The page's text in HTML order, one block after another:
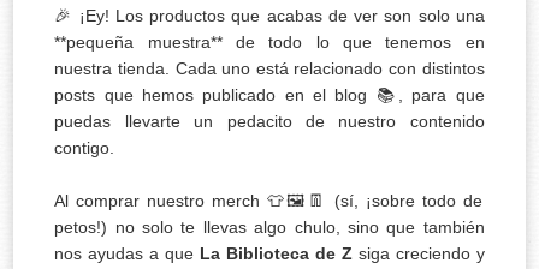
🎉 ¡Ey! Los productos que acabas de ver son solo una
**pequeña muestra** de todo lo que tenemos en
nuestra tienda. Cada uno está relacionado con distintos
posts que hemos publicado en el blog 📚, para que
puedas llevarte un pedacito de nuestro contenido
contigo.
Al comprar nuestro merch 👕🖼️👖 (sí, ¡sobre todo de
petos!) no solo te llevas algo chulo, sino que también
nos ayudas a que La Biblioteca de Z siga creciendo y